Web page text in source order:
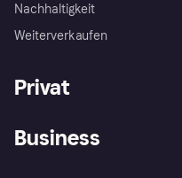
Nachhaltigkeit
Weiterverkaufen
Privat
Business